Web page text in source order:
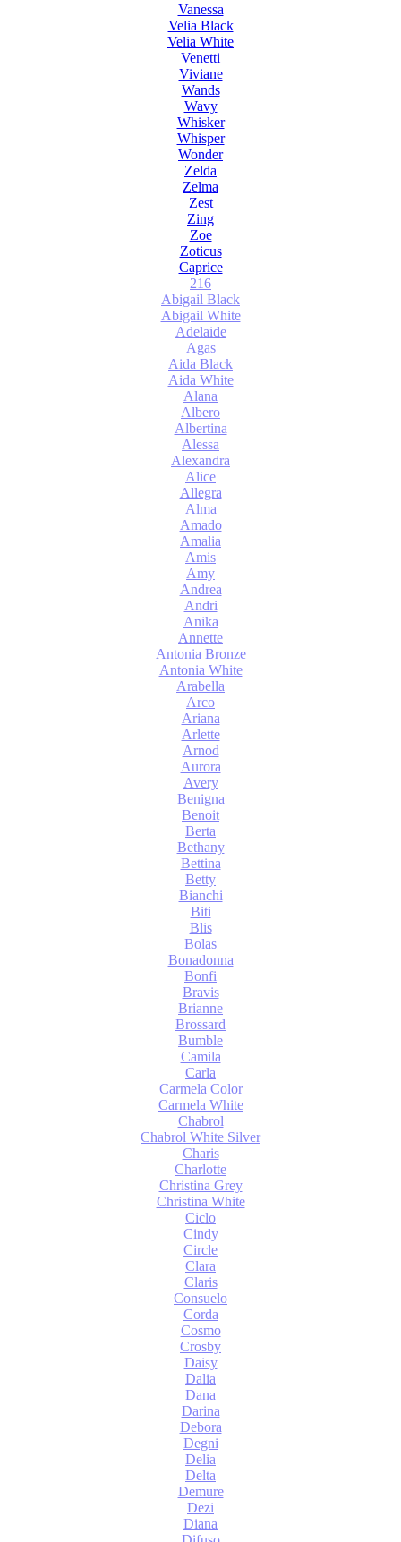
Vanessa
Velia Black
Velia White
Venetti
Viviane
Wands
Wavy
Whisker
Whisper
Wonder
Zelda
Zelma
Zest
Zing
Zoe
Zoticus
Сaprice
216
Abigail Black
Abigail White
Adelaide
Agas
Aida Black
Aida White
Alana
Albero
Albertina
Alessa
Alexandra
Alice
Allegra
Alma
Amado
Amalia
Amis
Amy
Andrea
Andri
Anika
Annette
Antonia Bronze
Antonia White
Arabella
Arco
Ariana
Arlette
Arnod
Aurora
Avery
Benigna
Benoit
Berta
Bethany
Bettina
Betty
Bianchi
Biti
Blis
Bolas
Bonadonna
Bonfi
Bravis
Brianne
Brossard
Bumble
Camila
Carla
Carmela Color
Carmela White
Chabrol
Chabrol White Silver
Charis
Charlotte
Christina Grey
Christina White
Ciclo
Cindy
Circle
Clara
Claris
Consuelo
Corda
Cosmo
Crosby
Daisy
Dalia
Dana
Darina
Debora
Degni
Delia
Delta
Demure
Dezi
Diana